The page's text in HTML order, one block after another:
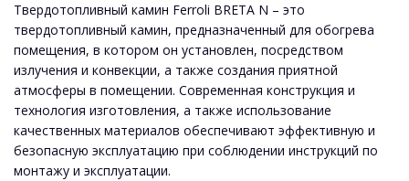
Твердотопливный камин Ferroli BRETA N – это
твердотопливный камин, предназначенный для обогрева
помещения, в котором он установлен, посредством
излучения и конвекции, а также создания приятной
атмосферы в помещении. Современная конструкция и
технология изготовления, а также использование
качественных материалов обеспечивают эффективную и
безопасную эксплуатацию при соблюдении инструкций по
монтажу и эксплуатации.